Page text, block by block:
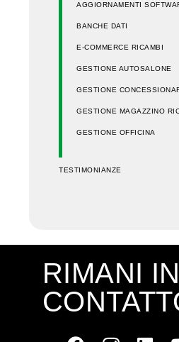
AGGIORNAMENTI
BANCHE DATI
E-COMMERCE RICAMBI
GESTIONE AUTOSALONE
GESTIONE
GESTIONE MAGAZZINO
GESTIONE OFFICINA
TESTIMONIANZE
RIMANI IN